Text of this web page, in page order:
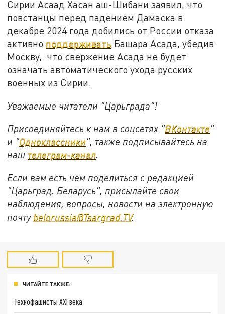
Сирии Асаад Хасан аш-Шибани заявил, что
повстанцы перед падением Дамаска в
декабре 2024 года добились от России отказа
активно поддерживать Башара Асада, убедив
Москву, что свержение Асада не будет
означать автоматического ухода русских
военных из Сирии.
Уважаемые читатели "Царьграда"!
Присоединяйтесь к нам в соцсетях "ВКонтакте"
и "Одноклассники", также подписывайтесь на
наш телеграм-канал.
Если вам есть чем поделиться с редакцией
"Царьград. Беларусь", присылайте свои
наблюдения, вопросы, новости на электронную
почту belorussia@Tsargrad.TV.
ЧИТАЙТЕ ТАКЖЕ:
Технофашисты XXI века